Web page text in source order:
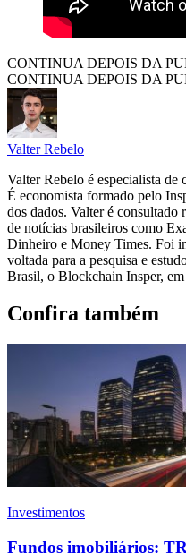
CONTINUA DEPOIS DA
CONTINUA DEPOIS DA
Valter Rebelo
Valter Rebelo é especialista
É economista formado pelo
dos dados. Valter é consultado
de notícias brasileiros como
Dinheiro e Money Times. Foi
voltada para a pesquisa e
Brasil, o Blockchain Insper,
Confira também
Investimentos
Fundos imobiliários: